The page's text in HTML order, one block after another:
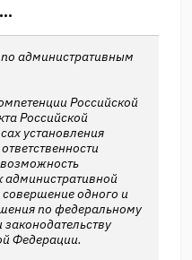
административным
Российской
Российской
установления
административной
совершение одного и
по федеральному
законодательству
Федерации.